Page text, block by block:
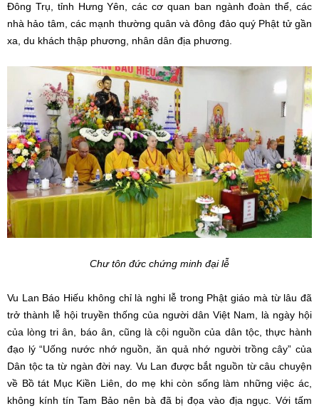
Đông Trụ, tỉnh Hưng Yên, các cơ quan ban ngành đoàn thể, các
nhà hảo tâm, các mạnh thường quân và đông đảo quý Phật tử gần
xa, du khách thập phương, nhân dân địa phương.
Chư tôn đức chứng minh đại lễ
Vu Lan Báo Hiếu không chỉ là nghi lễ trong Phật giáo mà từ lâu đã
trở thành lễ hội truyền thống của người dân Việt Nam, là ngày hội
của lòng tri ân, báo ân, cũng là cội nguồn của dân tộc, thực hành
đạo lý “Uống nước nhớ nguồn, ăn quả nhớ người trồng cây” của
Dân tộc ta từ ngàn đời nay. Vu Lan được bắt nguồn từ câu chuyện
về Bồ tát Mục Kiền Liên, do mẹ khi còn sống làm những việc ác,
không kính tín Tam Bảo nên bà đã bị đọa vào địa ngục. Với tấm